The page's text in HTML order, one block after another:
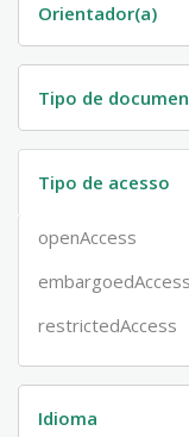
Orientador(a)
Tipo de
Tipo de acesso
openAccess
embargoedAccess
restrictedAccess
Idioma